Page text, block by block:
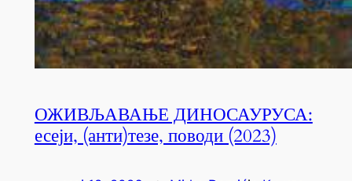
ОЖИВЉАВАЊЕ ДИНОСАУРУСА:
есеји, (анти)тезе, поводи (2023)